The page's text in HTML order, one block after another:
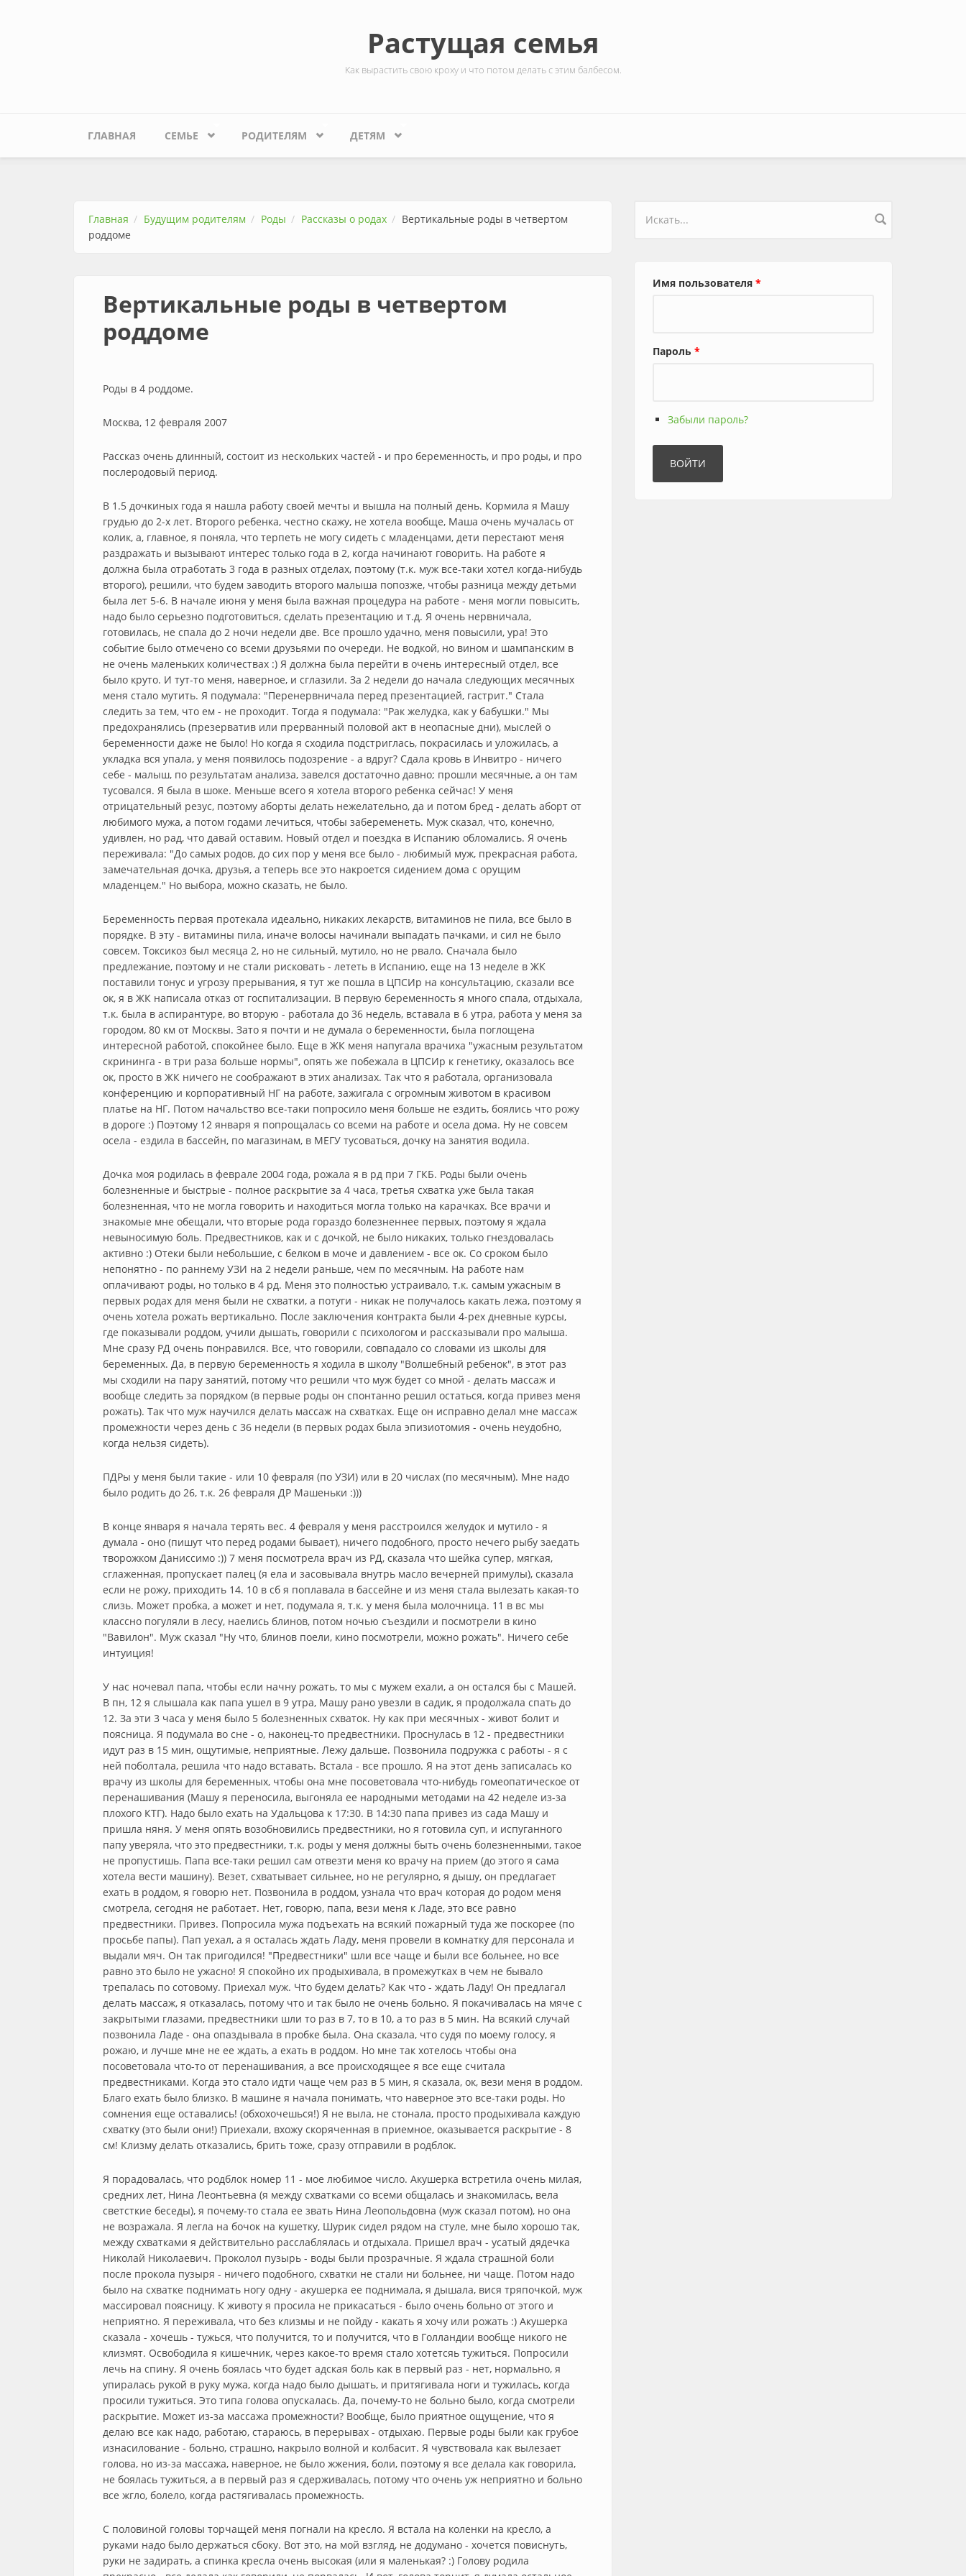
Растущая семья
Как вырастить свою кроху и что потом делать с этим балбесом.
ГЛАВНАЯ СЕМЬЕ РОДИТЕЛЯМ ДЕТЯМ
Главная Будущим родителям Роды Рассказы о родах
Вертикальные роды в четвертом
роддоме
Вертикальные роды в четвертом
роддоме
Роды в 4 роддоме.
Москва, 12 февраля 2007
Рассказ очень длинный, состоит из нескольких частей - и про беременность, и про роды, и про
послеродовый период.
В 1.5 дочкиных года я нашла работу своей мечты и вышла на полный день. Кормила я Машу
грудью до 2-х лет. Второго ребенка, честно скажу, не хотела вообще, Маша очень мучалась от
колик, а, главное, я поняла, что терпеть не могу сидеть с младенцами, дети перестают меня
раздражать и вызывают интерес только года в 2, когда начинают говорить. На работе я
должна была отработать 3 года в разных отделах, поэтому (т.к. муж все-таки хотел когда-нибудь
второго), решили, что будем заводить второго малыша попозже, чтобы разница между детьми
была лет 5-6. В начале июня у меня была важная процедура на работе - меня могли повысить,
надо было серьезно подготовиться, сделать презентацию и т.д. Я очень нервничала,
готовилась, не спала до 2 ночи недели две. Все прошло удачно, меня повысили, ура! Это
событие было отмечено со всеми друзьями по очереди. Не водкой, но вином и шампанским в
не очень маленьких количествах :) Я должна была перейти в очень интересный отдел, все
было круто. И тут-то меня, наверное, и сглазили. За 2 недели до начала следующих месячных
меня стало мутить. Я подумала: "Перенервничала перед презентацией, гастрит." Стала
следить за тем, что ем - не проходит. Тогда я подумала: "Рак желудка, как у бабушки." Мы
предохранялись (презерватив или прерванный половой акт в неопасные дни), мыслей о
беременности даже не было! Но когда я сходила подстриглась, покрасилась и уложилась, а
укладка вся упала, у меня появилось подозрение - а вдруг? Сдала кровь в Инвитро - ничего
себе - малыш, по результатам анализа, завелся достаточно давно; прошли месячные, а он там
тусовался. Я была в шоке. Меньше всего я хотела второго ребенка сейчас! У меня
отрицательный резус, поэтому аборты делать нежелательно, да и потом бред - делать аборт от
любимого мужа, а потом годами лечиться, чтобы забеременеть. Муж сказал, что, конечно,
удивлен, но рад, что давай оставим. Новый отдел и поездка в Испанию обломались. Я очень
переживала: "До самых родов, до сих пор у меня все было - любимый муж, прекрасная работа,
замечательная дочка, друзья, а теперь все это накроется сидением дома с орущим
младенцем." Но выбора, можно сказать, не было.
Беременность первая протекала идеально, никаких лекарств, витаминов не пила, все было в
порядке. В эту - витамины пила, иначе волосы начинали выпадать пачками, и сил не было
совсем. Токсикоз был месяца 2, но не сильный, мутило, но не рвало. Сначала было
предлежание, поэтому и не стали рисковать - лететь в Испанию, еще на 13 неделе в ЖК
поставили тонус и угрозу прерывания, я тут же пошла в ЦПСИр на консультацию, сказали все
ок, я в ЖК написала отказ от госпитализации. В первую беременность я много спала, отдыхала,
т.к. была в аспирантуре, во вторую - работала до 36 недель, вставала в 6 утра, работа у меня за
городом, 80 км от Москвы. Зато я почти и не думала о беременности, была поглощена
интересной работой, спокойнее было. Еще в ЖК меня напугала врачиха "ужасным результатом
скрининга - в три раза больше нормы", опять же побежала в ЦПСИр к генетику, оказалось все
ок, просто в ЖК ничего не соображают в этих анализах. Так что я работала, организовала
конференцию и корпоративный НГ на работе, зажигала с огромным животом в красивом
платье на НГ. Потом начальство все-таки попросило меня больше не ездить, боялись что рожу
в дороге :) Поэтому 12 января я попрощалась со всеми на работе и осела дома. Ну не совсем
осела - ездила в бассейн, по магазинам, в МЕГУ тусоваться, дочку на занятия водила.
Дочка моя родилась в феврале 2004 года, рожала я в рд при 7 ГКБ. Роды были очень
болезненные и быстрые - полное раскрытие за 4 часа, третья схватка уже была такая
болезненная, что не могла говорить и находиться могла только на карачках. Все врачи и
знакомые мне обещали, что вторые рода гораздо болезненнее первых, поэтому я ждала
невыносимую боль. Предвестников, как и с дочкой, не было никаких, только гнездовалась
активно :) Отеки были небольшие, с белком в моче и давлением - все ок. Со сроком было
непонятно - по раннему УЗИ на 2 недели раньше, чем по месячным. На работе нам
оплачивают роды, но только в 4 рд. Меня это полностью устраивало, т.к. самым ужасным в
первых родах для меня были не схватки, а потуги - никак не получалось какать лежа, поэтому я
очень хотела рожать вертикально. После заключения контракта были 4-рех дневные курсы,
где показывали роддом, учили дышать, говорили с психологом и рассказывали про малыша.
Мне сразу РД очень понравился. Все, что говорили, совпадало со словами из школы для
беременных. Да, в первую беременность я ходила в школу "Волшебный ребенок", в этот раз
мы сходили на пару занятий, потому что решили что муж будет со мной - делать массаж и
вообще следить за порядком (в первые роды он спонтанно решил остаться, когда привез меня
рожать). Так что муж научился делать массаж на схватках. Еще он исправно делал мне массаж
промежности через день с 36 недели (в первых родах была эпизиотомия - очень неудобно,
когда нельзя сидеть).
ПДРы у меня были такие - или 10 февраля (по УЗИ) или в 20 числах (по месячным). Мне надо
было родить до 26, т.к. 26 февраля ДР Машеньки :)))
В конце января я начала терять вес. 4 февраля у меня расстроился желудок и мутило - я
думала - оно (пишут что перед родами бывает), ничего подобного, просто нечего рыбу заедать
творожком Даниссимо :)) 7 меня посмотрела врач из РД, сказала что шейка супер, мягкая,
сглаженная, пропускает палец (я ела и засовывала внутрь масло вечерней примулы), сказала
если не рожу, приходить 14. 10 в сб я поплавала в бассейне и из меня стала вылезать какая-то
слизь. Может пробка, а может и нет, подумала я, т.к. у меня была молочница. 11 в вс мы
классно погуляли в лесу, наелись блинов, потом ночью съездили и посмотрели в кино
"Вавилон". Муж сказал "Ну что, блинов поели, кино посмотрели, можно рожать". Ничего себе
интуиция!
У нас ночевал папа, чтобы если начну рожать, то мы с мужем ехали, а он остался бы с Машей.
В пн, 12 я слышала как папа ушел в 9 утра, Машу рано увезли в садик, я продолжала спать до
12. За эти 3 часа у меня было 5 болезненных схваток. Ну как при месячных - живот болит и
поясница. Я подумала во сне - о, наконец-то предвестники. Проснулась в 12 - предвестники
идут раз в 15 мин, ощутимые, неприятные. Лежу дальше. Позвонила подружка с работы - я с
ней поболтала, решила что надо вставать. Встала - все прошло. Я на этот день записалась ко
врачу из школы для беременных, чтобы она мне посоветовала что-нибудь гомеопатическое от
перенашивания (Машу я переносила, выгоняла ее народными методами на 42 неделе из-за
плохого КТГ). Надо было ехать на Удальцова к 17:30. В 14:30 папа привез из сада Машу и
пришла няня. У меня опять возобновились предвестники, но я готовила суп, и испуганного
папу уверяла, что это предвестники, т.к. роды у меня должны быть очень болезненными, такое
не пропустишь. Папа все-таки решил сам отвезти меня ко врачу на прием (до этого я сама
хотела вести машину). Везет, схватывает сильнее, но не регулярно, я дышу, он предлагает
ехать в роддом, я говорю нет. Позвонила в роддом, узнала что врач которая до родом меня
смотрела, сегодня не работает. Нет, говорю, папа, вези меня к Ладе, это все равно
предвестники. Привез. Попросила мужа подъехать на всякий пожарный туда же поскорее (по
просьбе папы). Пап уехал, а я осталась ждать Ладу, меня провели в комнатку для персонала и
выдали мяч. Он так пригодился! "Предвестники" шли все чаще и были все больнее, но все
равно это было не ужасно! Я спокойно их продыхивала, в промежутках в чем не бывало
трепалась по сотовому. Приехал муж. Что будем делать? Как что - ждать Ладу! Он предлагал
делать массаж, я отказалась, потому что и так было не очень больно. Я покачивалась на мяче с
закрытыми глазами, предвестники шли то раз в 7, то в 10, а то раз в 5 мин. На всякий случай
позвонила Ладе - она опаздывала в пробке была. Она сказала, что судя по моему голосу, я
рожаю, и лучше мне не ее ждать, а ехать в роддом. Но мне так хотелось чтобы она
посоветовала что-то от перенашивания, а все происходящее я все еще считала
предвестниками. Когда это стало идти чаще чем раз в 5 мин, я сказала, ок, вези меня в роддом.
Благо ехать было близко. В машине я начала понимать, что наверное это все-таки роды. Но
сомнения еще оставались! (обхохочешься!) Я не выла, не стонала, просто продыхивала каждую
схватку (это были они!) Приехали, вхожу скоряченная в приемное, оказывается раскрытие - 8
см! Клизму делать отказались, брить тоже, сразу отправили в родблок.
Я порадовалась, что родблок номер 11 - мое любимое число. Акушерка встретила очень милая,
средних лет, Нина Леонтьевна (я между схватками со всеми общалась и знакомилась, вела
светсткие беседы), я почему-то стала ее звать Нина Леопольдовна (муж сказал потом), но она
не возражала. Я легла на бочок на кушетку, Шурик сидел рядом на стуле, мне было хорошо так,
между схватками я действительно расслаблялась и отдыхала. Пришел врач - усатый дядечка
Николай Николаевич. Проколол пузырь - воды были прозрачные. Я ждала страшной боли
после прокола пузыря - ничего подобного, схватки не стали ни больнее, ни чаще. Потом надо
было на схватке поднимать ногу одну - акушерка ее поднимала, я дышала, вися тряпочкой, муж
массировал поясницу. К животу я просила не прикасаться - было очень больно от этого и
неприятно. Я переживала, что без клизмы и не пойду - какать я хочу или рожать :) Акушерка
сказала - хочешь - тужься, что получится, то и получится, что в Голландии вообще никого не
клизмят. Освободила я кишечник, через какое-то время стало хотетсяь тужиться. Попросили
лечь на спину. Я очень боялась что будет адская боль как в первый раз - нет, нормально, я
упиралась рукой в руку мужа, когда надо было дышать, и притягивала ноги и тужилась, когда
просили тужиться. Это типа голова опускалась. Да, почему-то не больно было, когда смотрели
раскрытие. Может из-за массажа промежности? Вообще, было приятное ощущение, что я
делаю все как надо, работаю, стараюсь, в перерывах - отдыхаю. Первые роды были как грубое
изнасилование - больно, страшно, накрыло волной и колбасит. Я чувствовала как вылезает
голова, но из-за массажа, наверное, не было жжения, боли, поэтому я все делала как говорила,
не боялась тужиться, а в первый раз я сдерживалась, потому что очень уж неприятно и больно
все жгло, болело, когда растягивалась промежность.
С половиной головы торчащей меня погнали на кресло. Я встала на коленки на кресло, а
руками надо было держаться сбоку. Вот это, на мой взгляд, не додумано - хочется повиснуть,
руки не задирать, а спинка кресла очень высокая (или я маленькая? :) Голову родила
Форма поиска
Имя пользователя *
Пароль *
Забыли пароль?